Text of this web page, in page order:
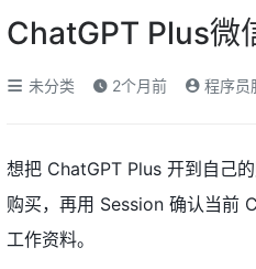
ChatGPT Plus微
未分类 2个月前 程序员
想把 ChatGPT Plus 开到自己
购买，再用 Session 确认当前
工作资料。